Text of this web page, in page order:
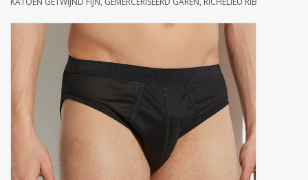
Keukenlinnen
Sokken
Zakdoeken
Pullover